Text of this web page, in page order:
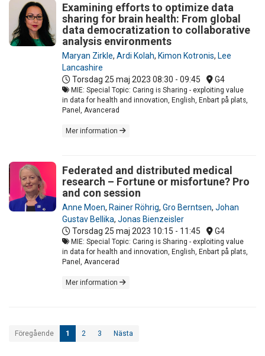
Examining efforts to optimize data
sharing for brain health: From global
data democratization to collaborative
analysis environments
Maryan Zirkle, Ardi Kolah, Kimon Kotronis, Lee
Lancashire
Torsdag 25 maj 2023 08:30 - 09:45 G4
MIE: Special Topic: Caring is Sharing - exploiting value
in data for health and innovation, English, Enbart på plats,
Panel, Avancerad
Mer information
Federated and distributed medical
research – Fortune or misfortune? Pro
and con session
Anne Moen, Rainer Röhrig, Gro Berntsen, Johan
Gustav Bellika, Jonas Bienzeisler
Torsdag 25 maj 2023 10:15 - 11:45 G4
MIE: Special Topic: Caring is Sharing - exploiting value
in data for health and innovation, English, Enbart på plats,
Panel, Avancerad
Mer information
Föregående 1 2 3 Nästa